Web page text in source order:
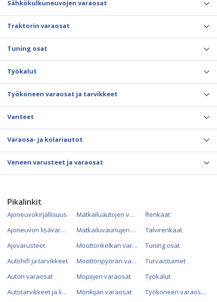
Sähkökulkuneuvojen varaosat
Traktorin varaosat
Tuning osat
Työkalut
Työkoneen varaosat ja tarvikkeet
Vanteet
Varaosa- ja kolariautot
Veneen varusteet ja varaosat
Pikalinkit
Ajoneuvokirjallisuus
Ajoneuvon lisävarusteet
Ajovarusteet
Autohifi ja tarvikkeet
Auton varaosat
Autotarvikkeet ja lisävarusteet
Matkailuautojen varaosat
Matkailuvaunujen varaosat
Moottorikelkan varaosat
Moottoripyörän varaosat
Mopojen varaosat
Mönkijän varaosat
Renkaat
Talvirenkaat
Tuning osat
Turvaistuimet
Työkalut
Työkoneen varaosat